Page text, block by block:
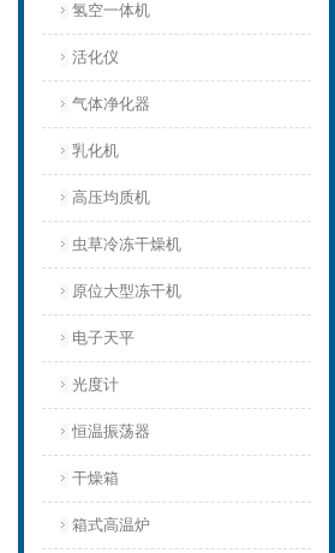
氢空一体机
活化仪
气体净化器
乳化机
高压均质机
虫草冷冻干燥机
原位大型冻干机
电子天平
光度计
恒温振荡器
干燥箱
箱式高温炉